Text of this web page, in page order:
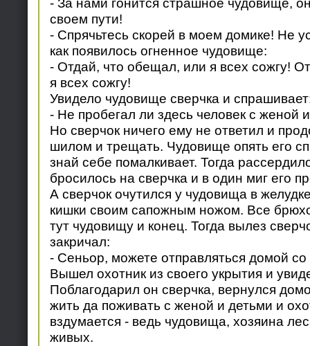
своем пути!
- Спрячьтесь скорей в моем домике! Не
как появилось огненное чудовище:
- Отдай, что обещал, или я всех сожгу!
я всех сожгу!
Увидело чудовище сверчка и
- Не пробегал ли здесь человек с женой
Но сверчок ничего ему не ответил и
шилом и трещать. Чудовище опять его
знай себе помалкивает. Тогда
бросилось на сверчка и в один миг его
А сверчок очутился у чудовища в
кишки своим сапожным ножом. Все
тут чудовищу и конец. Тогда вылез
закричал:
- Сеньор, можете отправляться домой
Вышел охотник из своего укрытия и
Поблагодарил он сверчка, вернулся
жить да поживать с женой и детьми и
вздумается - ведь чудовища, хозяина
живых.